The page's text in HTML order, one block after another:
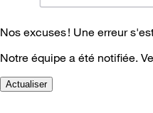
Nos excuses ! Une erreur
Notre équipe a été notifiée.
Actualiser